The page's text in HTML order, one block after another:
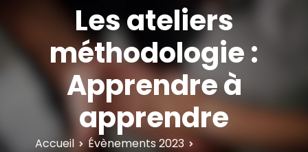
Les ateliers
méthodologie :
Apprendre à
apprendre
Accueil
Évènements 2023